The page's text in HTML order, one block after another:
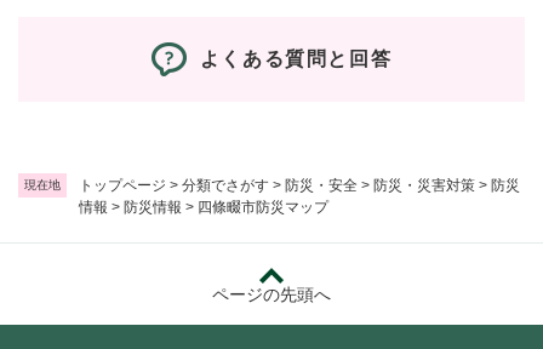
現在地 トップページ > 分類でさがす > 防災・安全 > 防災・災害対策 > 防災
情報 > 防災情報 > 四條畷市防災マップ
よくある質問と回答
ページの先頭へ